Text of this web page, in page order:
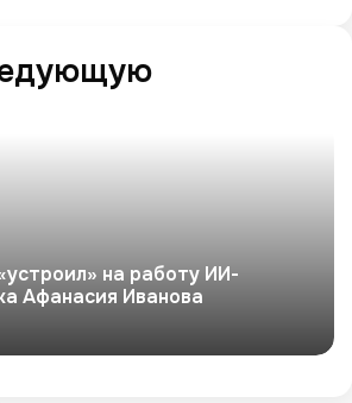
на работу ИИ-
Афанасия Иванова